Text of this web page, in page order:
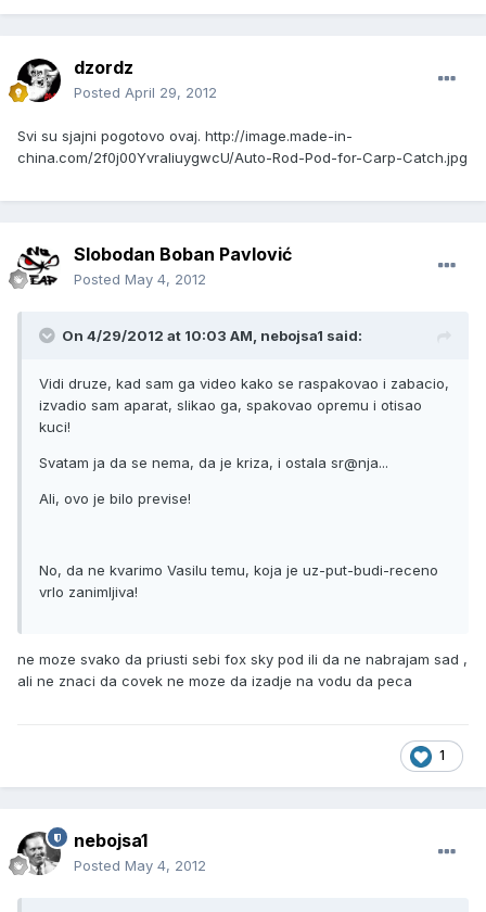
dzordz
Posted April 29, 2012
Svi su sjajni pogotovo ovaj. http://image.made-in-
china.com/2f0j00YvraliuygwcU/Auto-Rod-Pod-for-Carp-Catch.jpg
Slobodan Boban Pavlović
Posted May 4, 2012
On 4/29/2012 at 10:03 AM, nebojsa1 said:
Vidi druze, kad sam ga video kako se raspakovao i zabacio,
izvadio sam aparat, slikao ga, spakovao opremu i otisao
kuci!
Svatam ja da se nema, da je kriza, i ostala sr@nja...
Ali, ovo je bilo previse!
No, da ne kvarimo Vasilu temu, koja je uz-put-budi-receno
vrlo zanimljiva!
ne moze svako da priusti sebi fox sky pod ili da ne nabrajam sad ,
ali ne znaci da covek ne moze da izadje na vodu da peca
1
nebojsa1
Posted May 4, 2012